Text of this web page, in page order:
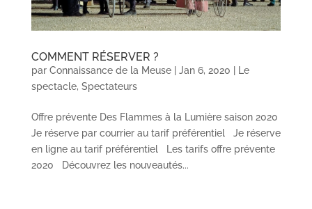
COMMENT RÉSERVER ?
par Connaissance de la Meuse| Jan 6, 2020
Le
spectacle, Spectateurs
Offre prévente Des Flammes à la Lumière saison 2020
Je réserve par courrier au tarif préférentiel Je réserve
en ligne au tarif préférentiel Les tarifs offre prévente
2020 Découvrez les nouveautés...